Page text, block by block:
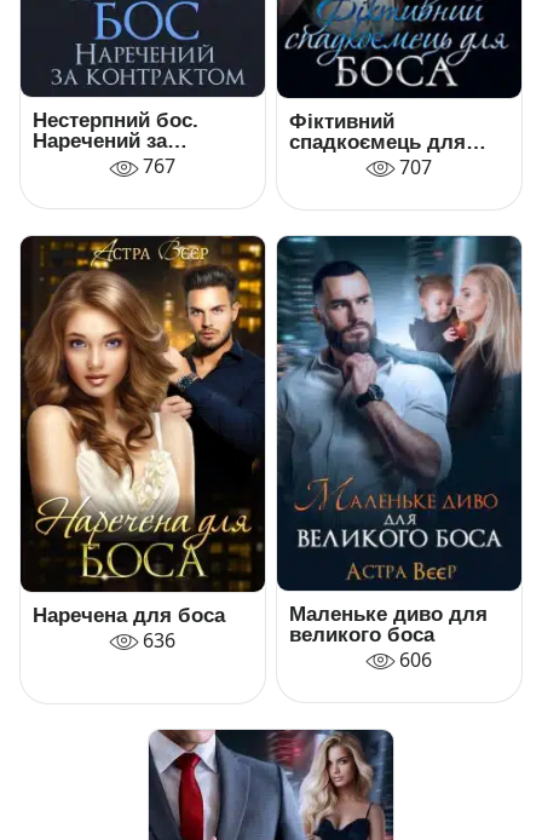
Нестерпний бос.
Наречений за
контрактом767
Фіктивний
спадкоємець для
707
Наречена для боса
636
Маленьке диво для
великого боса
606